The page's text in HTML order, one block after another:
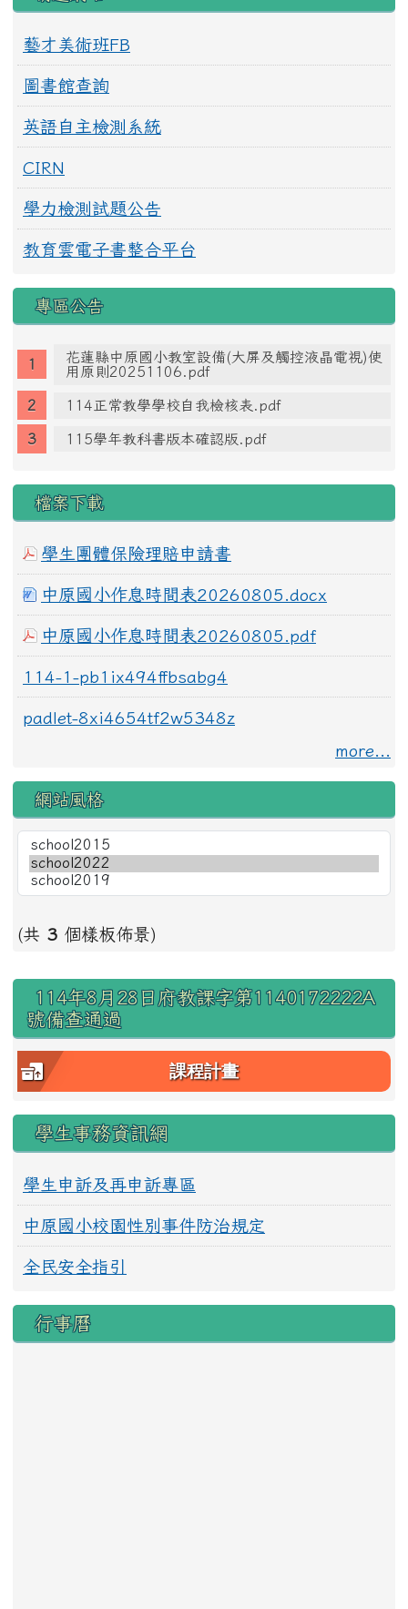
藝才美術班FB
圖書館查詢
英語自主檢測系統
CIRN
學力檢測試題公告
教育雲電子書整合平台
專區公告
花蓮縣中原國小教室設備(大屏及觸控液晶電視)使
用原則20251106.pdf
114正常教學學校自我檢核表.pdf
115學年教科書版本確認版.pdf
檔案下載
學生團體保險理賠申請書
中原國小作息時間表20260805.docx
中原國小作息時間表20260805.pdf
114-1-pb1ix494ffbsabg4
padlet-8xi4654tf2w5348z
more...
網站風格
(共 3 個樣板佈景)
右邊區域內容
114年8月28日府教課字第1140172222A
號備查通過
課程計畫
學生事務資訊網
學生申訴及再申訴專區
中原國小校園性別事件防治規定
全民安全指引
行事曆